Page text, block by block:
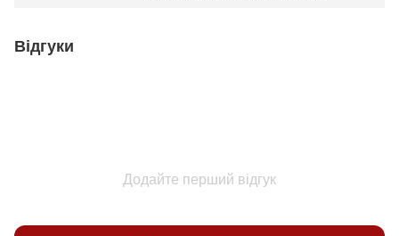
Відгуки
Додайте перший відгук